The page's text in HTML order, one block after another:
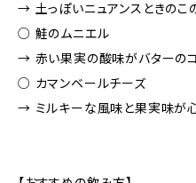
→ 土っぽいニュアンスときのこ
○ 鮭のムニエル
→ 赤い果実の酸味がバターのコ
○ カマンベールチーズ
→ ミルキーな風味と果実味が心